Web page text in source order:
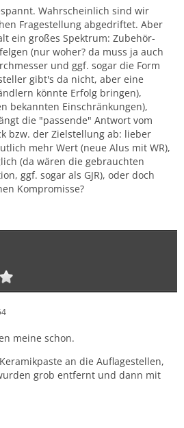
Wahrscheinlich sind wir
Fragestellung abgedriftet. Aber
ein großes Spektrum: Zubehör-
(nur woher? da muss ja auch
und ggf. sogar die Form
gibt's da nicht, aber eine
könnte Erfolg bringen),
bekannten Einschränkungen),
die "passende" Antwort vom
bzw. der Zielstellung ab: lieber
mehr Wert (neue Alus mit WR),
(da wären die gebrauchten
ggf. sogar als GJR), oder doch
Kompromisse?
meine schon.
an die Auflagestellen,
grob entfernt und dann mit